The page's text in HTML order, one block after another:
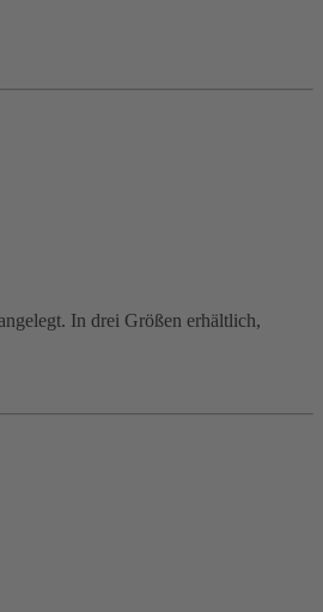
In drei Größen erhältlich,